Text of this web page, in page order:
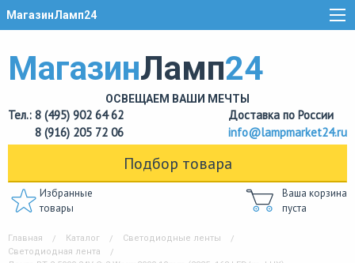
МагазинЛамп24
МагазинЛамп24
ОСВЕЩАЕМ ВАШИ МЕЧТЫ
Тел.: 8 (495) 902 64 62
8 (916) 205 72 06
Доставка по России
info@lampmarket24.ru
Подбор товара
Избранные
товары
Ваша корзина
пуста
Главная Каталог
Светодиодные ленты
Светодиодная лента